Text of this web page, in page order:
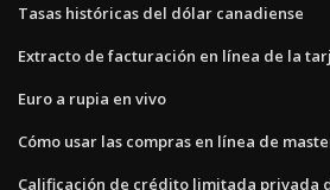
Tasas históricas del dólar canadiense
Extracto de facturación en línea de la
Euro a rupia en vivo
Cómo usar las compras en línea de
Calificación de crédito limitada privada